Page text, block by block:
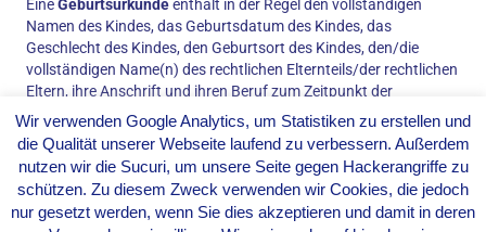
EineGeburtsurkundeenthält in der Regel den vollständigen
Namen des Kindes, das Geburtsdatum des Kindes, das
Geschlecht des Kindes, den Geburtsort des Kindes, den/die
vollständigen Name(n) des rechtlichen Elternteils/der rechtlichen
Eltern, ihre Anschrift und ihren Beruf zum Zeitpunkt der
Ausstellung derGeburtsurkunde.
Sonstige relevante Angaben,
die eine Geburtsurkunde
beinhalten kann, sind der Name des
Krankenhauses, in dem das Kind geboren wurde, der Name und
die Unterschrift des bei derGeburt anwesenden Arztes, der
Name und die Adresse des Standesamtes, das die
Geburtsurkunde ausgestellt hat. In vielen Ländern gibt es zwei
Wir verwenden Google Analytics, um Statistiken zu erstellen und
die Qualität unserer Webseite laufend zu verbessern. Außerdem
nutzen wir die Sucuri, um unsere Seite gegen Hackerangriffe zu
schützen. Zu diesem Zweck verwenden wir Cookies, die jedoch
nur gesetzt werden, wenn Sie dies akzeptieren und damit in deren